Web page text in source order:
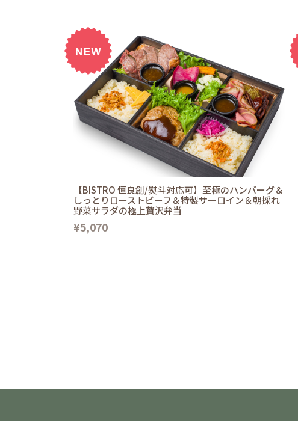
【BISTRO 恒良創/熨斗対応可】至極のハンバーグ＆
しっとりローストビーフ＆特製サーロイン＆朝採れ
野菜サラダの極上贅沢弁当
¥5,070